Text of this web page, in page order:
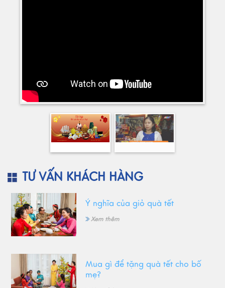
TƯ VẤN KHÁCH HÀNG
Ý nghĩa của giỏ quà tết
Xem thêm
Mua gì để tặng quà tết cho bố
mẹ?